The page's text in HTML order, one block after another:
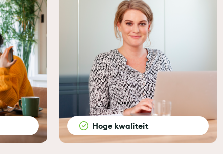
Hoge kwaliteit